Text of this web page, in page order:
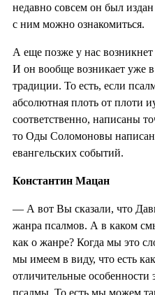
недавно совсем он был
с ним можно ознакомиться.
А еще позже у нас
И он вообще возникает уже
традиции. То есть, если
абсолютная плоть от плоти
соответственно, написаны
то Оды Соломоновы
евангельских событий.
Константин Мацан
— А вот Вы сказали, что
жанра псалмов. А в каком
как о жанре? Когда мы это
мы имеем в виду, что есть
отличительные
псалмы. То есть мы можем